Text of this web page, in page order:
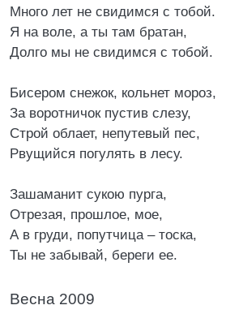
Много лет не свидимся с тобой.
Я на воле, а ты там братан,
Долго мы не свидимся с тобой.
Бисером снежок, кольнет мороз,
За воротничок пустив слезу,
Строй облает, непутевый пес,
Рвущийся погулять в лесу.
Зашаманит сукою пурга,
Отрезая, прошлое, мое,
А в груди, попутчица – тоска,
Ты не забывай, береги ее.
Весна 2009